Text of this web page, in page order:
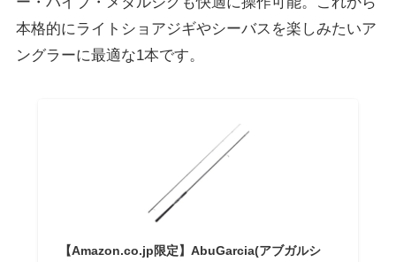
本格的にライトショアジギやシーバスを楽しみたいア
ングラーに最適な1本です。
【Amazon.co.jp限定】AbuGarcia(アブガルシ